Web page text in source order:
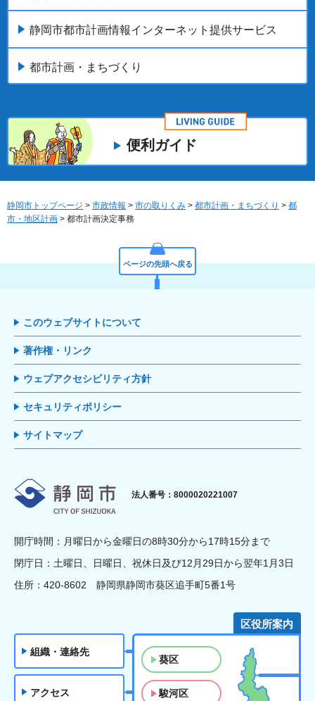
静岡市都市計画情報インターネット提供サービス
都市計画・まちづくり
便利ガイド
静岡市トップページ > 市政情報 > 市の取りくみ > 都市計画・まちづくり > 都
市・地区計画 > 都市計画決定事務
ページの先頭へ戻る
このウェブサイトについて
著作権・リンク
ウェブアクセシビリティ方針
セキュリティポリシー
サイトマップ
静岡市
法人番号：8000020221007
開庁時間：月曜日から金曜日の8時30分から17時15分まで
閉庁日：土曜日、日曜日、祝休日及び12月29日から翌年1月3日
住所：420-8602 静岡県静岡市葵区追手町5番1号
組織・連絡先
アクセス
区役所案内
葵区
駿河区